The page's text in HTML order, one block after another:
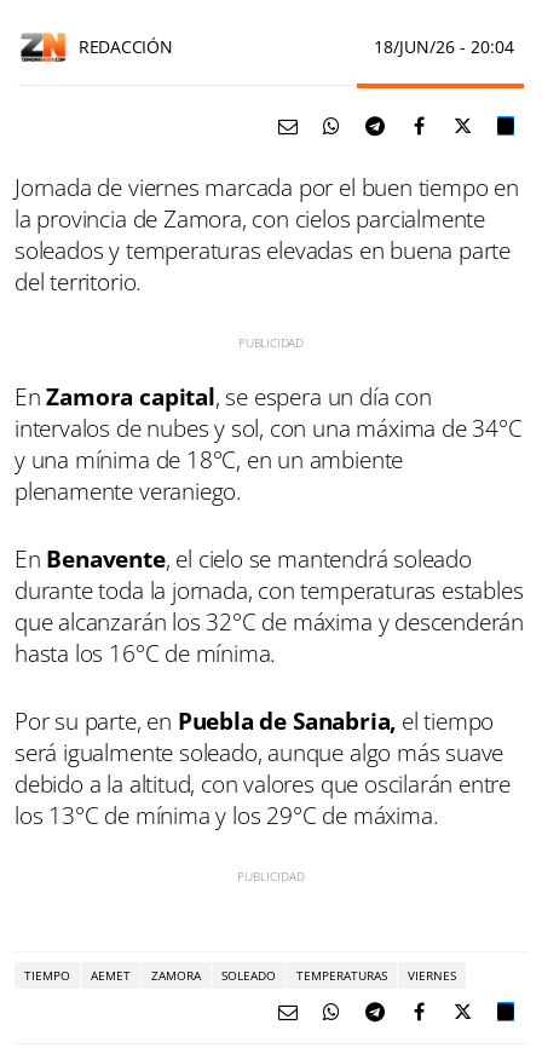
REDACCIÓN 18/JUN/26 - 20:04
Jornada de viernes marcada por el buen tiempo en
la provincia de Zamora, con cielos parcialmente
soleados y temperaturas elevadas en buena parte
del territorio.
EnZamora capital, se espera un día con
intervalos de nubes y sol, con una máxima de 34°C
y una mínima de 18°C, en un ambiente
plenamente veraniego.
En Benavente, el cielo se mantendrá soleado
durante toda la jornada, con temperaturas estables
que alcanzarán los 32°C de máxima y descenderán
hasta los 16°C de mínima.
Por su parte, en Puebla de Sanabria, el tiempo
será igualmente soleado, aunque algo más suave
debido a la altitud, con valores que oscilarán entre
los 13°C de mínima y los 29°C de máxima.
TIEMPO AEMET ZAMORA SOLEADO TEMPERATURAS VIERNES